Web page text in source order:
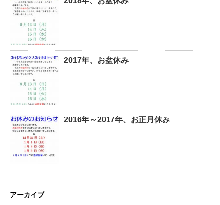
2017年、お盆休み
2016年～2017年、お正月休み
アーカイブ